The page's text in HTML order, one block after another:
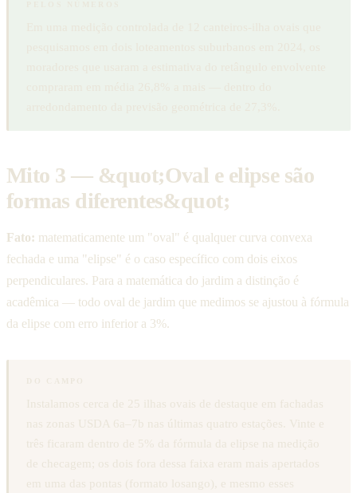
Mito 3 — &quot;Oval e elipse são
formas diferentes&quot;
Fato: matematicamente um "oval" é qualquer curva convexa
fechada e uma "elipse" é o caso específico com dois eixos
perpendiculares. Para a matemática do jardim a distinção é
acadêmica — todo oval de jardim que medimos se ajustou à fórmula
da elipse com erro inferior a 3%.
Instalamos cerca de 25 ilhas ovais de destaque em fachadas
nas zonas USDA 6a–7b nas últimas quatro estações. Vinte e
três ficaram dentro de 5% da fórmula da elipse na medição
de checagem; os dois fora dessa faixa eram mais apertados
em uma das pontas (formato losango), e mesmo esses